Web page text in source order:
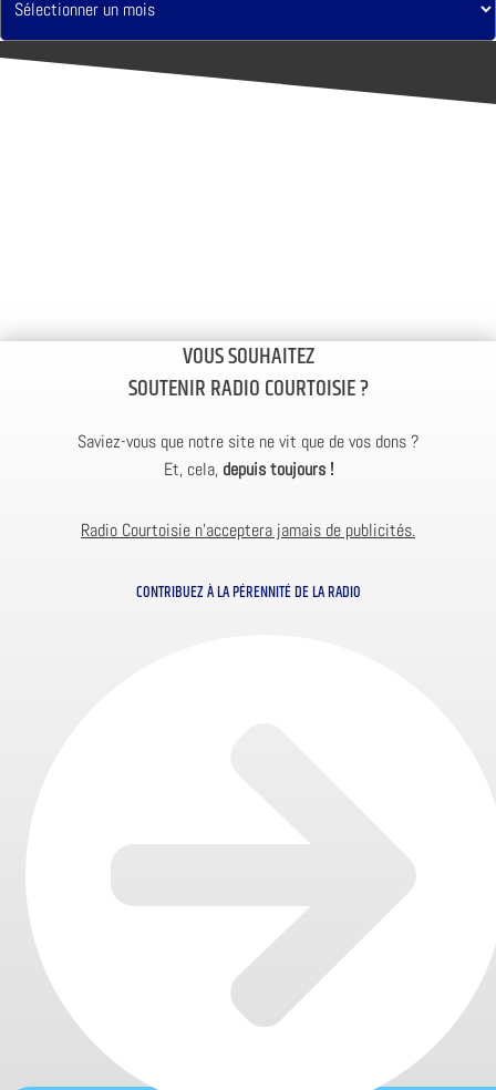
VOUS SOUHAITEZ
SOUTENIR RADIO COURTOISIE ?
Saviez-vous que notre site ne vit que de vos dons ?
Et, cela, depuis toujours !
Radio Courtoisie n’acceptera jamais de publicités.
CONTRIBUEZ À LA PÉRENNITÉ DE LA RADIO